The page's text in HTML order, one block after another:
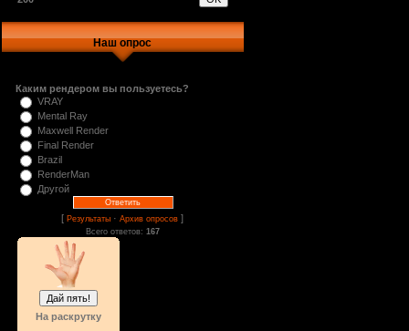
Наш опрос
Каким рендером вы пользуетесь?
VRAY
Mental Ray
Maxwell Render
Final Render
Brazil
RenderMan
Другой
[Результаты ·Архив опросов ]
Всего ответов: 167
На раскрутку